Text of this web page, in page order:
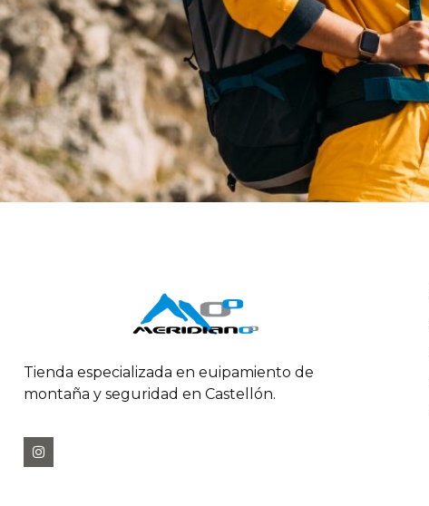
Tienda especializada en euipamiento de
montaña y seguridad en Castellón.